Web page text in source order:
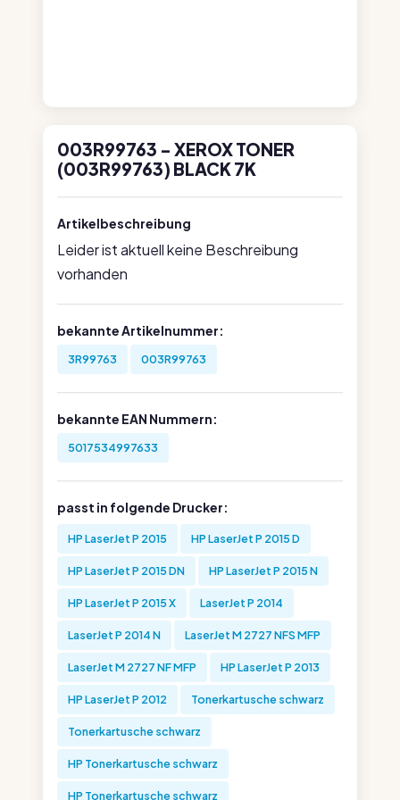
003R99763 - XEROX TONER
(003R99763) BLACK 7K
Artikelbeschreibung
Leider ist aktuell keine Beschreibung
vorhanden
bekannte Artikelnummer:
3R99763 003R99763
bekannte EAN Nummern:
5017534997633
passt in folgende Drucker:
HP LaserJet P 2015 HP LaserJet P 2015 D
HP LaserJet P 2015 DN HP LaserJet P 2015 N
HP LaserJet P 2015 X LaserJet P 2014
LaserJet P 2014 N LaserJet M 2727 NFS MFP
LaserJet M 2727 NF MFP HP LaserJet P 2013
HP LaserJet P 2012 Tonerkartusche schwarz
Tonerkartusche schwarz
HP Tonerkartusche schwarz
HP Tonerkartusche schwarz